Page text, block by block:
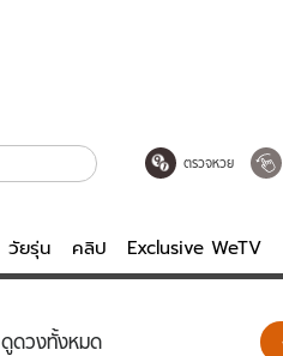
ตรวจหวย
วัยรุ่น คลิป Exclusive WeTV
ดูดวงทั้งหมด